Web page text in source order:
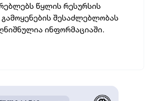
წყლის რესურსის
შესაძლებლობას
ინფორმაციაში.